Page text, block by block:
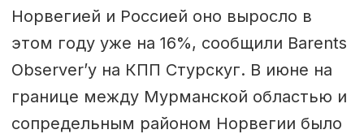
Норвегией и Россией оно выросло в
этом году уже на 16%, сообщили Barents
Observer’у на КПП Стурскуг. В июне на
границе между Мурманской областью и
сопредельным районом Норвегии было